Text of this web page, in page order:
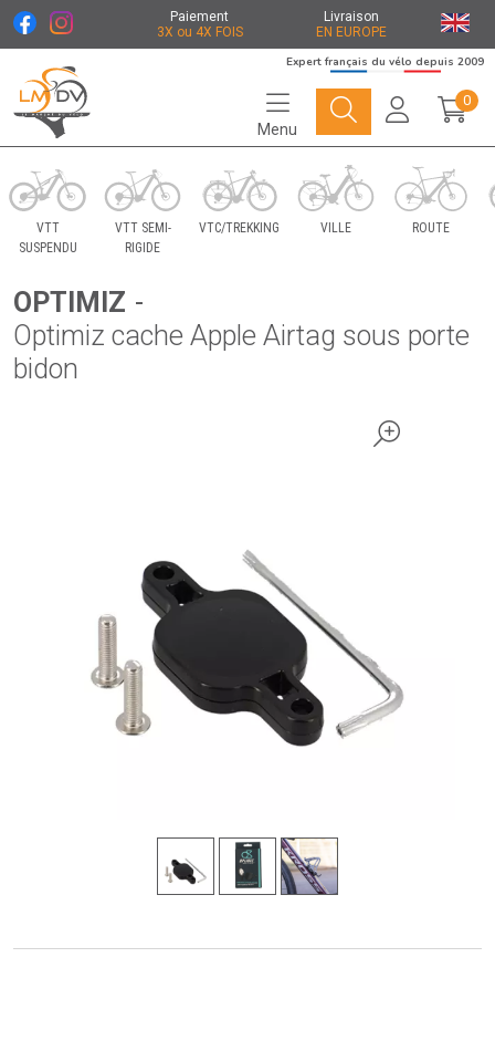
Paiement
3X ou 4X FOIS
Livraison
EN EUROPE
Le Marché du Vélo Votre distributeurs de vélo
Expert français du vélo depuis 2009
Menu
0
VTT
SUSPENDU
VTT SEMI-
RIGIDE
VTC/TREKKING VILLE ROUTE
OPTIMIZ -
Optimiz cache Apple Airtag sous porte
bidon